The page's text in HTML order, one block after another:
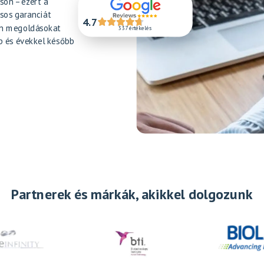
garanciát
megoldásokat
évekkel később
4.7 337 értékelés
Partnerek és márkák, akikkel dolgozunk